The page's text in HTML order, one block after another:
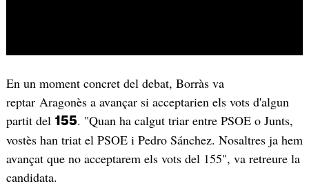
En un moment concret del debat, Borràs va
reptar Aragonès a avançar si acceptarien els vots d'algun
partit del 155. "Quan ha calgut triar entre PSOE o Junts,
vostès han triat el PSOE i Pedro Sánchez. Nosaltres ja hem
avançat que no acceptarem els vots del 155", va retreure la
candidata.